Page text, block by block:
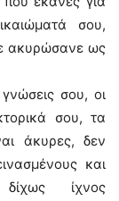
σου,
ακυρώσανε ως
σου, οι
σου, τα
άκυρες, δεν
και
δίχως ίχνος